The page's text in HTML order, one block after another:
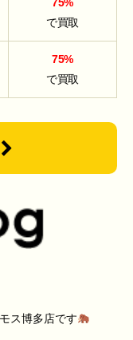
で買取
75%
で買取
ス博多店です